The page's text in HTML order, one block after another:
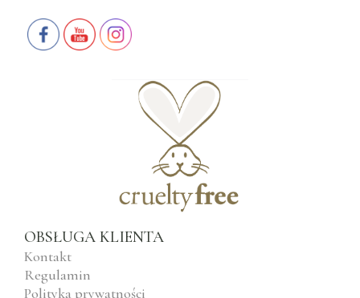
OBSŁUGA KLIENTA
Kontakt
Regulamin
Polityka prywatności